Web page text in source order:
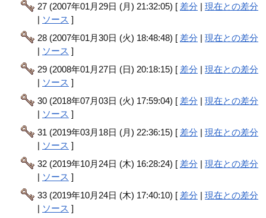
27 (2007年01月29日 (月) 21:32:05) [ 差分 |現在との差分
| ソース ]
28 (2007年01月30日 (火) 18:48:48) [ 差分 |現在との差分
| ソース ]
29 (2008年01月27日 (日) 20:18:15) [ 差分 |現在との差分
| ソース ]
30 (2018年07月03日 (火) 17:59:04) [ 差分 |現在との差分
| ソース ]
31 (2019年03月18日 (月) 22:36:15) [ 差分 |現在との差分
| ソース ]
32 (2019年10月24日 (木) 16:28:24) [ 差分 |現在との差分
| ソース ]
33 (2019年10月24日 (木) 17:40:10) [ 差分 |現在との差分
| ソース ]